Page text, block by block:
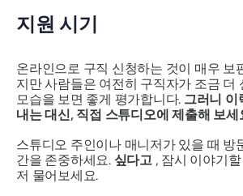
지원 시기
온라인으로 구직 신청하는 것이 매우 보
지만 사람들은 여전히 ​​구직자가 조금 더
모습을 보면 좋게 평가합니다. 그러니 이
내는 대신, 직접 스튜디오에 제출해 보세
스튜디오 주인이나 매니저가 있을 때 방
간을 존중하세요. 싶다고 , 잠시 이야기
저 물어보세요.